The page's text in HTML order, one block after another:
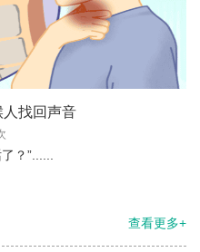
找回声音
？”......
查看更多+